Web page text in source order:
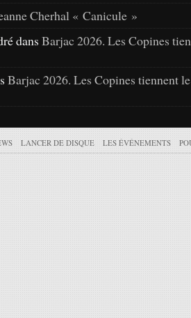
Cherhal « Canicule »
dans Barjac 2026. Les Copines
Barjac 2026. Les Copines tiennent
LANCER DE DISQUE LES ÉVÉNEMENTS